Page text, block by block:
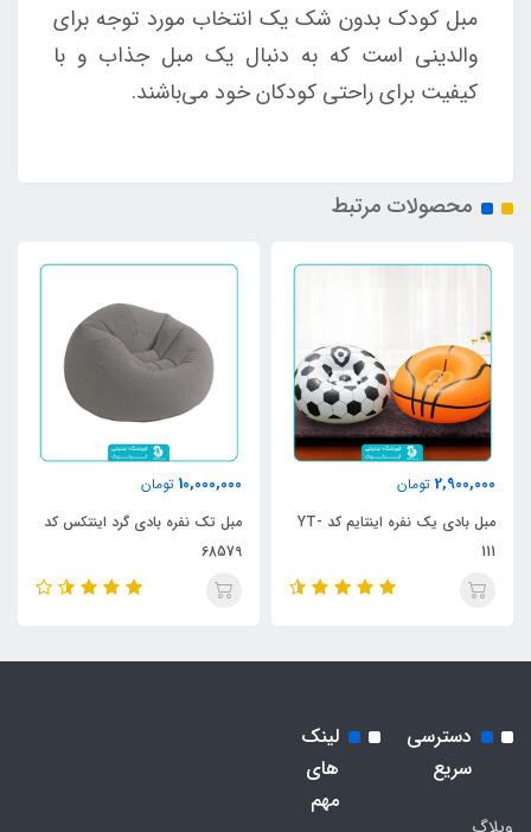
مبل کودک بدون شک یک انتخاب مورد توجه برای
والدینی است که به دنبال یک مبل جذاب و با
کیفیت برای راحتی کودکان خود می‌باشند.
محصولات مرتبط
2,900,000 تومان
مبل بادی یک نفره اینتایم کد YT-
111
10,000,000 تومان
مبل تک نفره بادی گرد اینتکس کد
68579
دسترسی
سریع
وبلاگ
لینک
های
مهم